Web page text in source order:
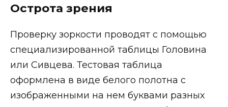
Острота зрения
Проверку зоркости проводят с помощью
специализированной таблицы Головина
или Сивцева. Тестовая таблица
оформлена в виде белого полотна с
изображенными на нем буквами разных